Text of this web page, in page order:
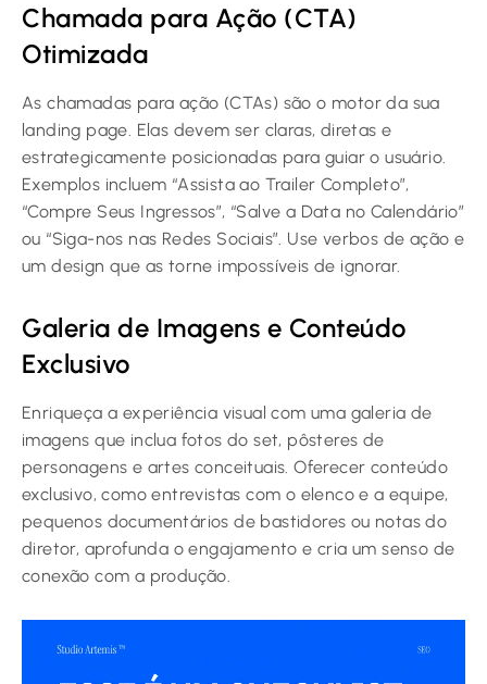
Chamada para Ação (CTA)
Otimizada
As chamadas para ação (CTAs) são o motor da sua
landing page. Elas devem ser claras, diretas e
estrategicamente posicionadas para guiar o usuário.
Exemplos incluem “Assista ao Trailer Completo”,
“Compre Seus Ingressos”, “Salve a Data no Calendário”
ou “Siga-nos nas Redes Sociais”. Use verbos de ação e
um design que as torne impossíveis de ignorar.
Galeria de Imagens e Conteúdo
Exclusivo
Enriqueça a experiência visual com uma galeria de
imagens que inclua fotos do set, pôsteres de
personagens e artes conceituais. Oferecer conteúdo
exclusivo, como entrevistas com o elenco e a equipe,
pequenos documentários de bastidores ou notas do
diretor, aprofunda o engajamento e cria um senso de
conexão com a produção.